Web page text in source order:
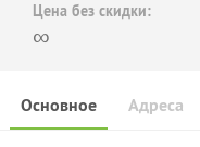
Цена без скидки:
∞
Основное Адреса